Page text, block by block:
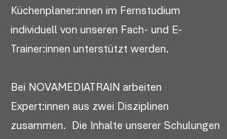
Küchenplaner:innen im Fernstudium
individuell von unseren Fach- und E-
Trainer:innen unterstützt werden.
Bei NOVAMEDIATRAIN arbeiten
Expert:innen aus zwei Disziplinen
zusammen. Die Inhalte unserer Schulungen